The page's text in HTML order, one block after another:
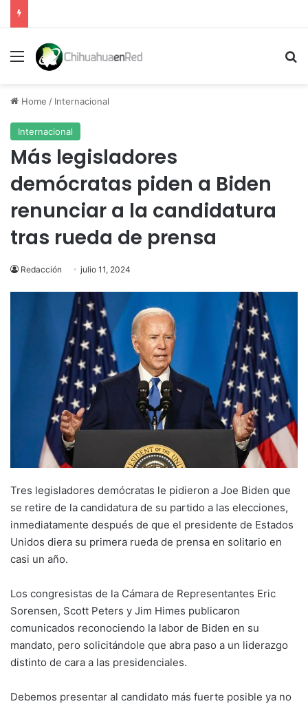
Menu
Home / Internacional
Internacional
Más legisladores
demócratas piden a Biden
renunciar a la candidatura
tras rueda de prensa
Redacción julio 11, 2024
Tres legisladores demócratas le pidieron a Joe Biden que
se retire de la candidatura de su partido a las elecciones,
inmediatamente después de que el presidente de Estados
Unidos diera su primera rueda de prensa en solitario en
casi un año.
Los congresistas de la Cámara de Representantes Eric
Sorensen, Scott Peters y Jim Himes publicaron
comunicados reconociendo la labor de Biden en su
mandato, pero solicitándole que abra paso a un liderazgo
distinto de cara a las presidenciales.
Debemos presentar al candidato más fuerte posible ya no